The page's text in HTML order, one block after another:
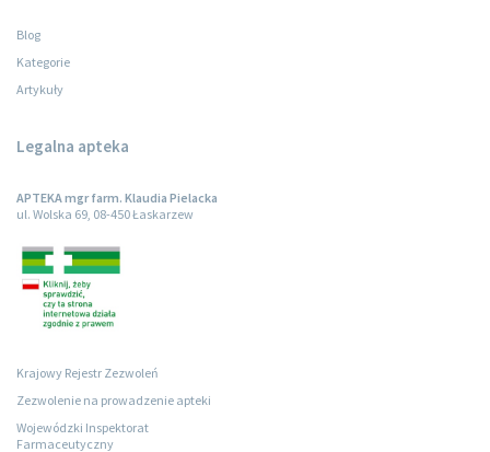
Blog
Kategorie
Artykuły
Legalna apteka
APTEKA mgr farm. Klaudia Pielacka
ul. Wolska 69, 08-450 Łaskarzew
Krajowy Rejestr Zezwoleń
Zezwolenie na prowadzenie apteki
Wojewódzki Inspektorat
Farmaceutyczny